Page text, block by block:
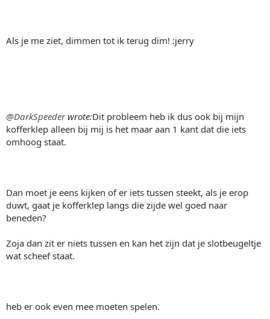
Als je me ziet, dimmen tot ik terug dim! :jerry
@DarkSpeederwrote:Dit probleem heb ik dus ook bij mijn
kofferklep alleen bij mij is het maar aan 1 kant dat die iets
omhoog staat.
Dan moet je eens kijken of er iets tussen steekt, als je erop
duwt, gaat je kofferklep langs die zijde wel goed naar
beneden?
Zoja dan zit er niets tussen en kan het zijn dat je slotbeugeltje
wat scheef staat.
heb er ook even mee moeten spelen.